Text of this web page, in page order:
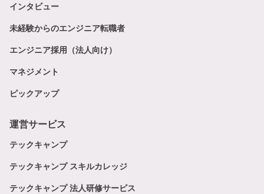
インタビュー
未経験からのエンジニア転職者
エンジニア採用（法人向け）
マネジメント
ピックアップ
運営サービス
テックキャンプ
テックキャンプ スキルカレッジ
テックキャンプ 法人研修サービス